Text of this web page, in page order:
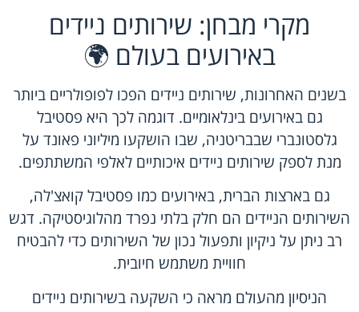
מקרי מבחן: שירותים ניידים
באירועים בעולם 🌍
בשנים האחרונות, שירותים ניידים הפכו לפופולריים ביותר
גם באירועים בינלאומיים. דוגמה לכך היא פסטיבל
גלסטונברי שבבריטניה, שבו הושקעו מיליוני פאונד על
מנת לספק שירותים ניידים איכותיים לאלפי המשתתפים.
גם בארצות הברית, באירועים כמו פסטיבל קואצ'לה,
השירותים הניידים הם חלק בלתי נפרד מהלוגיסטיקה. דגש
רב ניתן על ניקיון ותפעול נכון של השירותים כדי להבטיח
חוויית משתמש חיובית.
הניסיון מהעולם מראה כי השקעה בשירותים ניידים